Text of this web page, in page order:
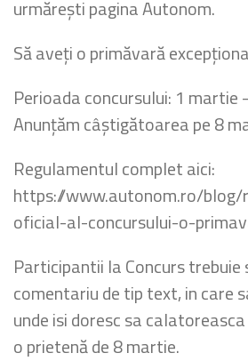
urmărești pagina Autonom.
Să aveți o primăvară
Perioada concursului: 1 martie
Anunțăm câștigătoarea pe 8
Regulamentul complet aici:
https://www.autonom.ro/
oficial-al-concursului-o-
Participantii la Concurs trebuie
comentariu de tip text, in care
unde isi doresc sa
o prietenă de 8 martie.